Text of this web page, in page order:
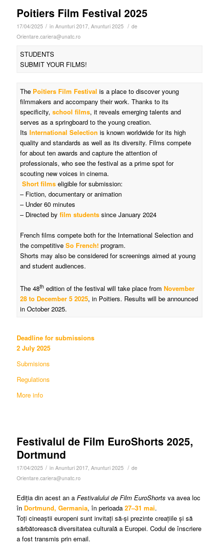
Poitiers Film Festival 2025
17/04/2025 / în Anunturi 2017, Anunturi 2025 / de
Orientare.cariera@unatc.ro
STUDENTS
SUBMIT YOUR FILMS!
The Poitiers Film Festival is a place to discover young
filmmakers and accompany their work. Thanks to its
specificity,school films, it reveals emerging talents and
serves as a springboard to the young creation.
ItsInternational Selection is known worldwide for its high
quality and standards as well as its diversity. Films compete
for about ten awards and capture the attention of
professionals, who see the festival as a prime spot for
scouting new voices in cinema.
Short films eligible for submission:
– Fiction, documentary or animation
– Under 60 minutes
– Directed byfilm studentssince January 2024
French films compete both for the International Selection and
the competitiveSo French!program.
Shorts may also be considered for screenings aimed at young
and student audiences.
The 48th edition of the festival will take place fromNovember
28 to December 5 2025, in Poitiers. Results will be announced
in October 2025.
Deadline for submissions
2 July 2025
Submisions
Regulations
More info
Festivalul de Film EuroShorts 2025,
Dortmund
17/04/2025 / în Anunturi 2017, Anunturi 2025 / de
Orientare.cariera@unatc.ro
Ediția din acest an a Festivalului de Film EuroShorts va avea loc
în Dortmund, Germania, în perioada 27–31 mai.
Toți cineaștii europeni sunt invitați să-și prezinte creațiile și să
sărbătorească diversitatea culturală a Europei. Codul de înscriere
a fost transmis prin email.